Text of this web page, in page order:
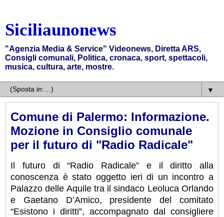
Siciliaunonews
"Agenzia Media & Service" Videonews, Diretta ARS,
Consigli comunali, Politica, cronaca, sport, spettacoli,
musica, cultura, arte, mostre.
▼
Comune di Palermo: Informazione.
Mozione in Consiglio comunale
per il futuro di "Radio Radicale"
Il futuro di “Radio Radicale” e il diritto alla
conoscenza è stato oggetto ieri di un incontro a
Palazzo delle Aquile tra il sindaco Leoluca Orlando
e Gaetano D’Amico, presidente del comitato
“Esistono i diritti”, accompagnato dal consigliere